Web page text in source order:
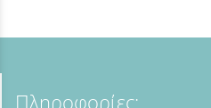
Πληροφορίες: